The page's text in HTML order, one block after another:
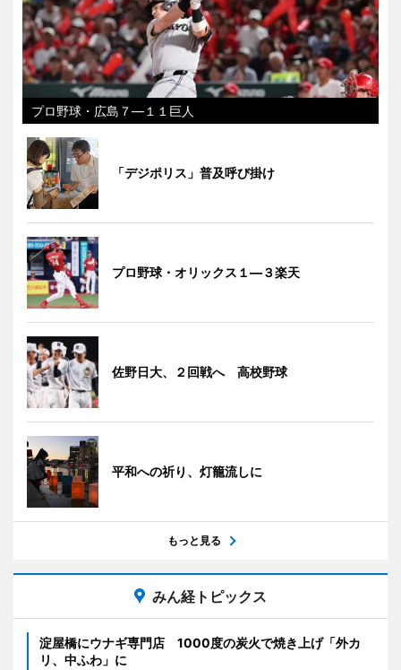
プロ野球・広島７―１１巨人
「デジポリス」普及呼び掛け
プロ野球・オリックス１―３楽天
佐野日大、２回戦へ 高校野球
平和への祈り、灯籠流しに
もっと見る
みん経トピックス
淀屋橋にウナギ専門店 1000度の炭火で焼き上げ「外カ
リ、中ふわ」に